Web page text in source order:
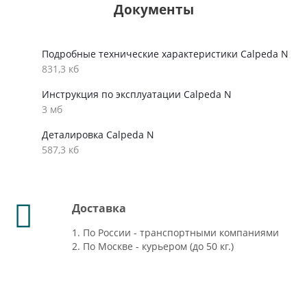
Документы
Подробные технические характеристики Calpeda N
831,3 кб
Инструкция по эксплуатации Calpeda N
3 мб
Деталировка Calpeda N
587,3 кб
Доставка
1. По России - транспортными компаниями
2. По Москве - курьером (до 50 кг.)